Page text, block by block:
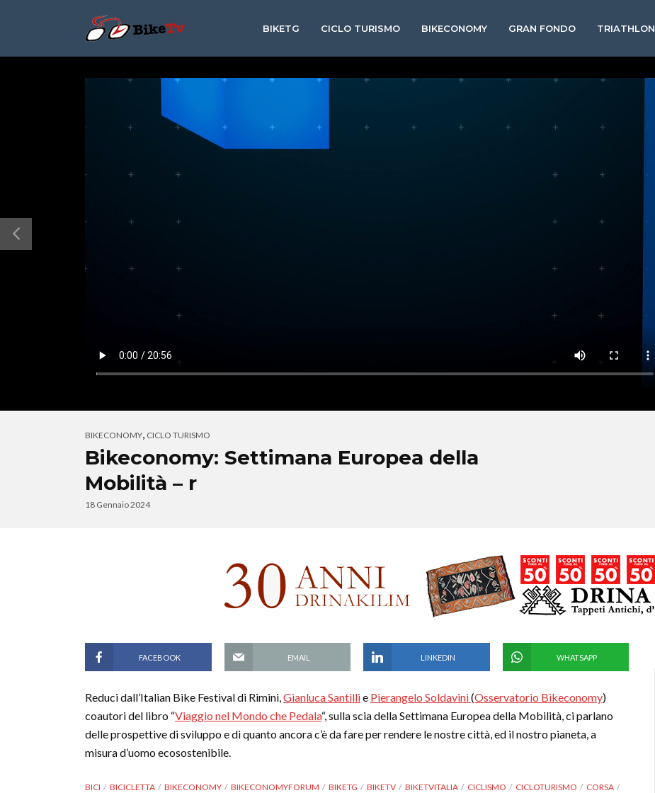
BIKETG CICLO TURISMO BIKECONOMY GRAN FONDO TRIATHLON
BIKECONOMY, CICLO TURISMO
Bikeconomy: Settimana Europea della
Mobilità – r
18 Gennaio 2024
FACEBOOK EMAIL LINKEDIN WHATSAPP
Reduci dall’Italian Bike Festival di Rimini,Gianluca Santillie Pierangelo Soldavini(Osservatorio Bikeconomy)
coautori del libro “Viaggio nel Mondo che Pedala“, sulla scia della Settimana Europea della Mobilità, ci parlano
delle prospettive di sviluppo e di quanto ancora c’è da fare per rendere le nostre città, ed il nostro pianeta, a
misura d’uomo ecosostenibile.
BICI BICICLETTA BIKECONOMY BIKECONOMYFORUM BIKETG BIKETV BIKETVITALIA CICLISMO CICLOTURISMO
CORSA